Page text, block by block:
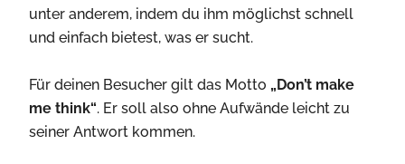
unter anderem, indem du ihm möglichst schnell
und einfach bietest, was er sucht.
Für deinen Besucher gilt das Motto „Don’t make
me think“. Er soll also ohne Aufwände leicht zu
seiner Antwort kommen.